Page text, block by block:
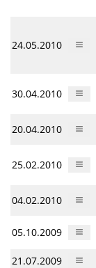
24.05.2010
30.04.2010
20.04.2010
25.02.2010
04.02.2010
05.10.2009
21.07.2009